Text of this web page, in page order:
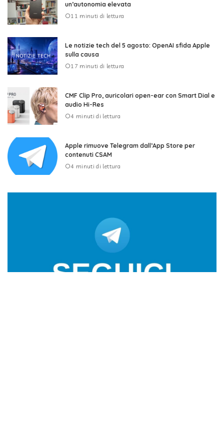
un’autonomia elevata
11 minuti di lettura
Le notizie tech del 5 agosto: OpenAI sfida Apple
sulla causa
17 minuti di lettura
CMF Clip Pro, auricolari open-ear con Smart Dial e
audio Hi-Res
4 minuti di lettura
Apple rimuove Telegram dall’App Store per
contenuti CSAM
4 minuti di lettura